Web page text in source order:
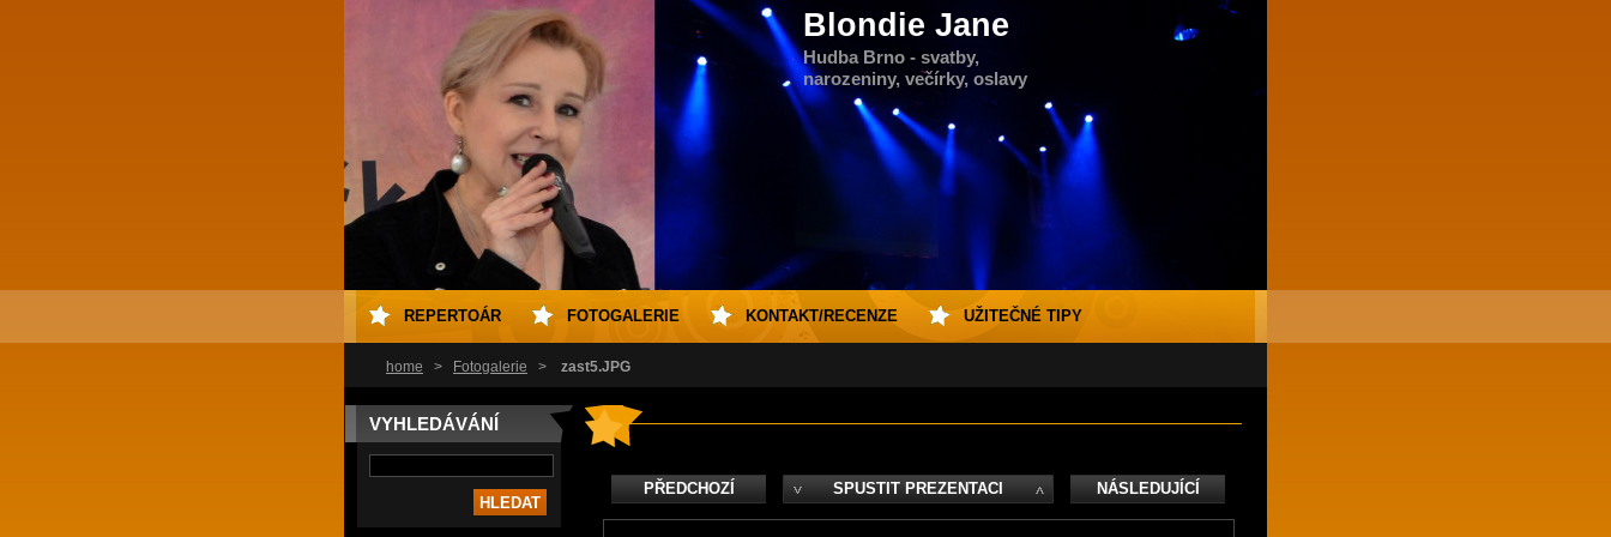
Blondie Jane
Hudba Brno - svatby,
narozeniny, večírky, oslavy
home > Fotogalerie > zast5.JPG
VYHLEDÁVÁNÍ
PŘEDCHOZÍ SPUSTIT PREZENTACI NÁSLEDUJÍCÍ
REPERTOÁR FOTOGALERIE KONTAKT/RECENZE UŽITEČNÉ TIPY